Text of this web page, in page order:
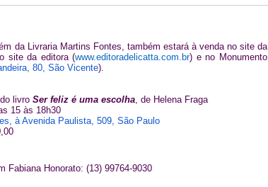
da Livraria Martins Fontes, também estará à venda no site da
site da editora (www.editoradelicatta.com.br) e no Monumento
80, São Vicente).
do livroSer feliz é uma escolha, de Helena Fraga
15 às 18h30
à Avenida Paulista, 509, São Paulo
Fabiana Honorato: (13) 99764-9030